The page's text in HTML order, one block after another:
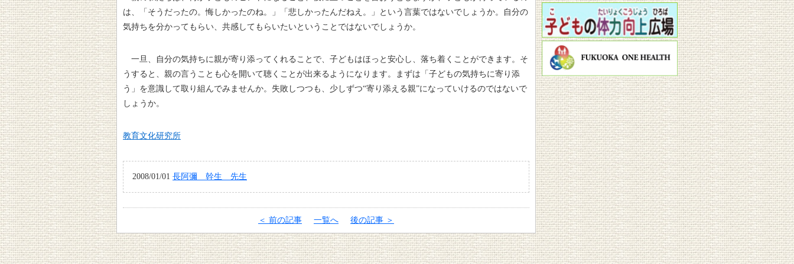
は、「そうだったの。悔しかったのね。」「悲しかったんだねえ。」という言葉ではないでしょうか。自分の
気持ちを分かってもらい、共感してもらいたいということではないでしょうか。
一旦、自分の気持ちに親が寄り添ってくれることで、子どもはほっと安心し、落ち着くことができます。そ
うすると、親の言うことも心を開いて聴くことが出来るようになります。まずは「子どもの気持ちに寄り添
う」を意識して取り組んでみませんか。失敗しつつも、少しずつ“寄り添える親”になっていけるのではないで
しょうか。
教育文化研究所
2008/01/01 長阿彌 幹生 先生
＜ 前の記事 一覧へ 後の記事 ＞